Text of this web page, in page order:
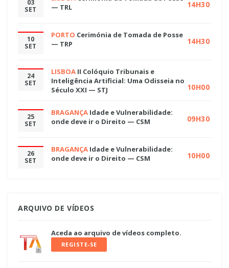
03
SET
— TRL
14H30
10
SET
PORTO Cerimónia de Tomada de Posse
— TRP
14H30
24
SET
LISBOA II Colóquio Tribunais e
Inteligência Artificial: Uma Odisseia no
Século XXI — STJ
10H00
25
SET
BRAGANÇA Idade e Vulnerabilidade:
onde deve ir o Direito — CSM
09H30
26
SET
BRAGANÇA Idade e Vulnerabilidade:
onde deve ir o Direito — CSM
10H00
ARQUIVO DE VÍDEOS
Aceda ao arquivo de vídeos completo.
REGISTE-SE